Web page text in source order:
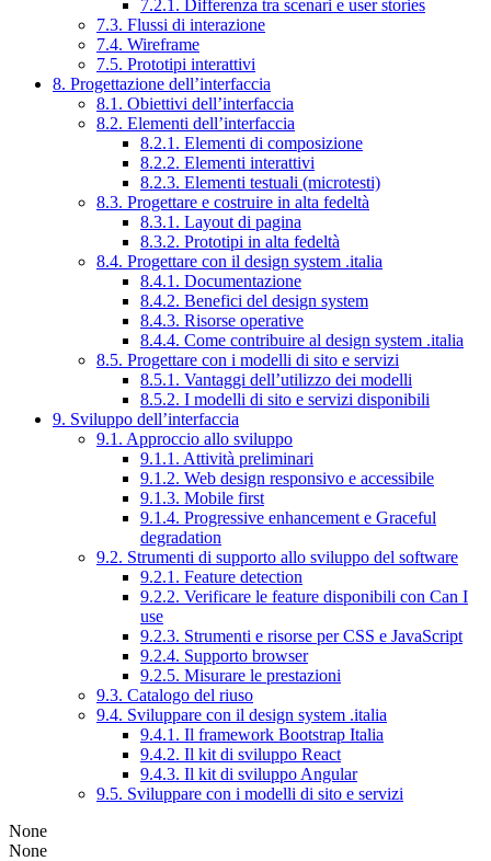
7.2.1. Differenza tra scenari e user stories
7.3. Flussi di interazione
7.4. Wireframe
7.5. Prototipi interattivi
8. Progettazione dell’interfaccia
8.1. Obiettivi dell’interfaccia
8.2. Elementi dell’interfaccia
8.2.1. Elementi di composizione
8.2.2. Elementi interattivi
8.2.3. Elementi testuali (microtesti)
8.3. Progettare e costruire in alta fedeltà
8.3.1. Layout di pagina
8.3.2. Prototipi in alta fedeltà
8.4. Progettare con il design system .italia
8.4.1. Documentazione
8.4.2. Benefici del design system
8.4.3. Risorse operative
8.4.4. Come contribuire al design system .italia
8.5. Progettare con i modelli di sito e servizi
8.5.1. Vantaggi dell’utilizzo dei modelli
8.5.2. I modelli di sito e servizi disponibili
9. Sviluppo dell’interfaccia
9.1. Approccio allo sviluppo
9.1.1. Attività preliminari
9.1.2. Web design responsivo e accessibile
9.1.3. Mobile first
9.1.4. Progressive enhancement e Graceful
degradation
9.2. Strumenti di supporto allo sviluppo del software
9.2.1. Feature detection
9.2.2. Verificare le feature disponibili con Can I
use
9.2.3. Strumenti e risorse per CSS e JavaScript
9.2.4. Supporto browser
9.2.5. Misurare le prestazioni
9.3. Catalogo del riuso
9.4. Sviluppare con il design system .italia
9.4.1. Il framework Bootstrap Italia
9.4.2. Il kit di sviluppo React
9.4.3. Il kit di sviluppo Angular
9.5. Sviluppare con i modelli di sito e servizi
None
None